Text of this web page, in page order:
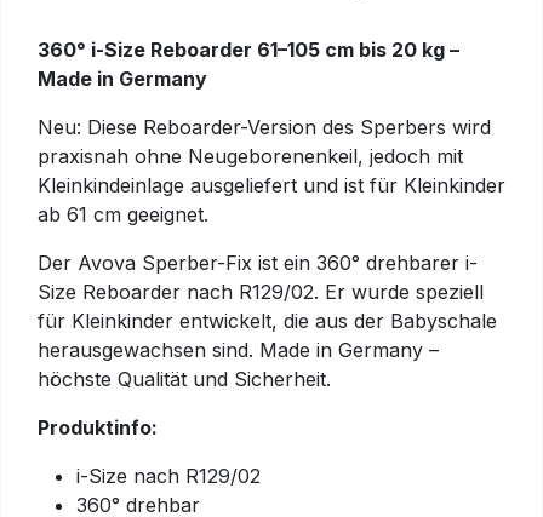
360° i-Size Reboarder 61–105 cm bis 20 kg –
Made in Germany
Neu: Diese Reboarder-Version des Sperbers wird
praxisnah ohne Neugeborenenkeil, jedoch mit
Kleinkindeinlage ausgeliefert und ist für Kleinkinder
ab 61 cm geeignet.
Der Avova Sperber-Fix ist ein 360° drehbarer i-
Size Reboarder nach R129/02. Er wurde speziell
für Kleinkinder entwickelt, die aus der Babyschale
herausgewachsen sind. Made in Germany –
höchste Qualität und Sicherheit.
Produktinfo:
i-Size nach R129/02
360° drehbar